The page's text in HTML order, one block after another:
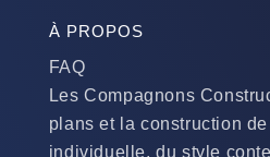
À PROPOS
FAQ
Les Compagnons
plans et la construction
individuelle, du style